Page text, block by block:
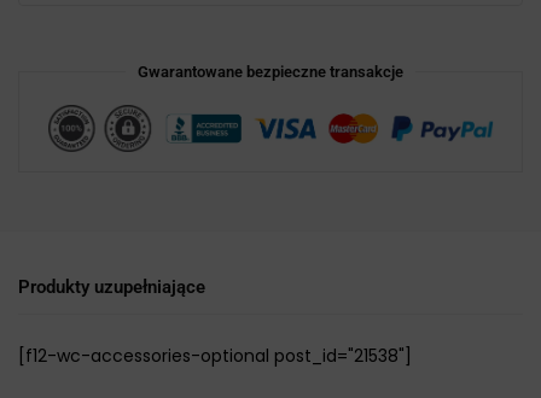
Gwarantowane bezpieczne transakcje
Produkty uzupełniające
[f12-wc-accessories-optional post_id="21538"]